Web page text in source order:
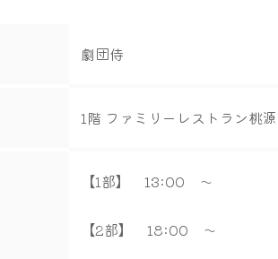
劇団侍
1階 ファミリーレストラン桃
【1部】 13:00 ～
【2部】 18:00 ～